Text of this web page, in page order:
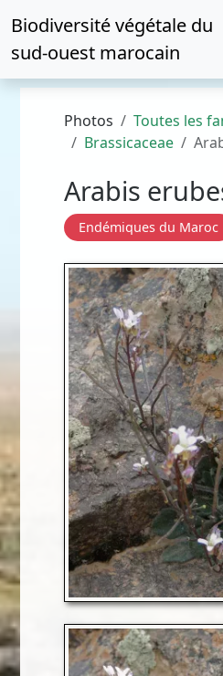
Biodiversité végétale du
sud-ouest marocain
Photos
Toutes les
Brassicaceae
Arabis
Endémiques du Maroc